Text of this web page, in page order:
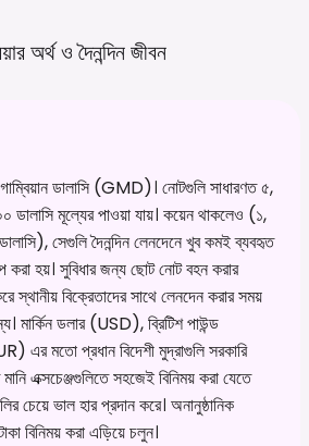
অর্থ ও দৈনন্দিনজীবন
গাম্বিয়ান ডালাসি (GMD)। নোটগুলি সাধারণত ৫,
মূল্যের পাওয়া যায়। কয়েন থাকলেও (১,
সেগুলি দৈনন্দিন লেনদেনে খুব কমই ব্যবহৃত
হয়। সুবিধার জন্য ছোট নোট বহন করার
স্থানীয় বিক্রেতাদের সাথে লেনদেন করার সময়
মার্কিন ডলার (USD), ব্রিটিশ পাউন্ড
মতো প্রধান বিদেশী মুদ্রাগুলি সরকারি
এক্সচেঞ্জগুলিতে সহজেই বিনিময় করা যেতে
চেয়ে ভাল হার প্রদান করে। অনানুষ্ঠানিক
বিনিময় করা এড়িয়ে চলুন।